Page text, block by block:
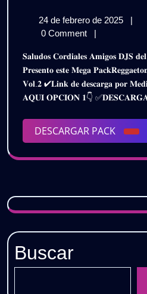
–
|
24 de febrero de 2025
24
de
2025
|
0 Comment
|
𝐒𝐚𝐥𝐮𝐝𝐨𝐬 𝐂𝐨𝐫𝐝𝐢𝐚𝐥𝐞𝐬 𝐀𝐦𝐢𝐠𝐨𝐬 𝐃𝐉𝐒 𝐝𝐞𝐥 𝐏𝐥𝐚𝐧𝐞𝐭𝐚 𝐞𝐧𝐭𝐞𝐫𝐨𝐀𝐪𝐮𝐢 𝐥𝐞𝐬
𝐏𝐫𝐞𝐬𝐞𝐧𝐭𝐨 𝐞𝐬𝐭𝐞 𝐌𝐞𝐠𝐚
𝐕𝐨𝐥.𝟐 ✔𝐋𝐢𝐧𝐤 𝐝𝐞 𝐝𝐞𝐬𝐜𝐚𝐫𝐠𝐚 𝐩𝐨𝐫
𝐀𝐐𝐔𝐈 𝐎𝐏𝐂𝐈𝐎𝐍 𝟏👇
DESCARGAR PACK
Buscar